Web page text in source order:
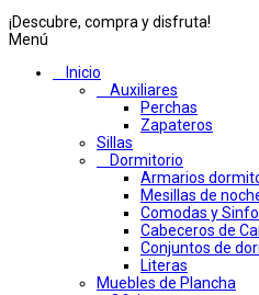
¡Descubre, compra y disfruta!
Menú
Inicio
Auxiliares
Perchas
Zapateros
Sillas
Dormitorio
Armarios
Mesillas de
Comodas y
Cabeceros de
Conjuntos de
Literas
Muebles de Plancha